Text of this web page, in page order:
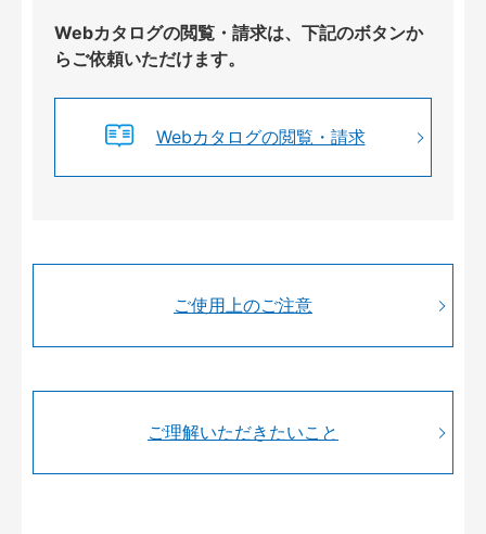
Webカタログの閲覧・請求は、下記のボタンか
らご依頼いただけます。
Webカタログの閲覧・請求
ご使用上のご注意
ご理解いただきたいこと